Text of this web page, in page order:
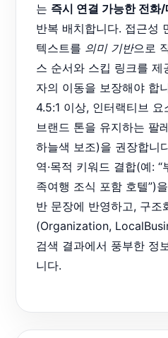
는 즉시 연결 가능한 전화/
반복 배치합니다. 접근성
텍스트를 의미 기반으로
스 순서와 스킵 링크를 제
자의 이동을 보장해야 합
4.5:1 이상, 인터랙티브
브랜드 톤을 유지하는 팔
하늘색 보조)을 권장합니
역·목적 키워드 결합(예: “
족여행 조식 포함 호텔”)
반 문장에 반영하고, 구조
(Organization,
검색 결과에서 풍부한 정
니다.